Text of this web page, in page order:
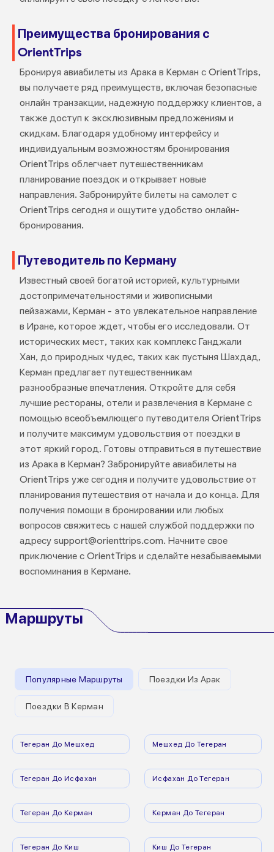
Преимущества бронирования с
OrientTrips
Бронируя авиабилеты из Арака в Керман с OrientTrips,
вы получаете ряд преимуществ, включая безопасные
онлайн транзакции, надежную поддержку клиентов, а
также доступ к эксклюзивным предложениям и
скидкам. Благодаря удобному интерфейсу и
индивидуальным возможностям бронирования
OrientTrips облегчает путешественникам
планирование поездок и открывает новые
направления. Забронируйте билеты на самолет с
OrientTrips сегодня и ощутите удобство онлайн-
бронирования.
Путеводитель по Керману
Известный своей богатой историей, культурными
достопримечательностями и живописными
пейзажами, Керман - это увлекательное направление
в Иране, которое ждет, чтобы его исследовали. От
исторических мест, таких как комплекс Ганджали
Хан, до природных чудес, таких как пустыня Шахдад,
Керман предлагает путешественникам
разнообразные впечатления. Откройте для себя
лучшие рестораны, отели и развлечения в Кермане с
помощью всеобъемлющего путеводителя OrientTrips
и получите максимум удовольствия от поездки в
этот яркий город. Готовы отправиться в путешествие
из Арака в Керман? Забронируйте авиабилеты на
OrientTrips уже сегодня и получите удовольствие от
планирования путешествия от начала и до конца. Для
получения помощи в бронировании или любых
вопросов свяжитесь с нашей службой поддержки по
адресу support@orienttrips.com. Начните свое
приключение с OrientTrips и сделайте незабываемыми
воспоминания в Кермане.
Маршруты
Популярные Маршруты Поездки Из Арак
Поездки В Керман
Тегеран До Мешхед Мешхед До Тегеран
Тегеран До Исфахан Исфахан До Тегеран
Тегеран До Керман Керман До Тегеран
Тегеран До Киш Киш До Тегеран